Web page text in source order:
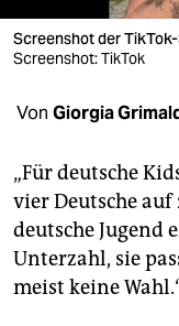
veranstaltungen
shop
fragen & hilfe
abo
genossenschaft
epaper login
Screenshot der
Screenshot: TikTok
Von Giorgia
„Für deutsche
vier Deutsche auf
deutsche Jugend
Unterzahl, sie
meist keine